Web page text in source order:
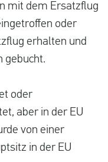
mit dem Ersatzflug
oder
erhalten und
gebucht.
oder
aber in der EU
von einer
in der EU